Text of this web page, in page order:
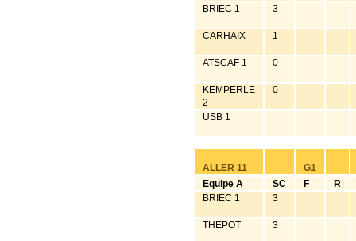
BRIEC 1 3
CARHAIX 1
ATSCAF 1 0
KEMPERLE
2
0
USB 1
ALLER 11
G1
Equipe A
SC F
R
BRIEC 1
3
THEPOT 3